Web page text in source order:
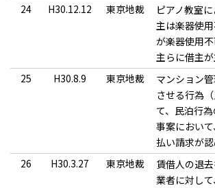
24
H30.12.12 東京地裁
ピアノ教室
主は楽器使
が楽器使用
主らに借主
25
H30.8.9 東京地裁
マンション
させる行為
て、民泊行
事案におい
払い請求が
26
H30.3.27 東京地裁
賃借人の退
業者に対し